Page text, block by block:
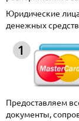
Юридические
денежных
Предоставляем
документы,